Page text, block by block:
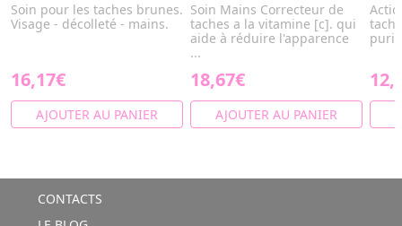
Soin pour les taches brunes.
Visage - décolleté - mains.
16,17€
AJOUTER AU PANIER
Soin Mains Correcteur de
taches a la vitamine [c]. qui
aide à réduire l'apparence
...
18,67€
AJOUTER AU PANIER
CONTACTS